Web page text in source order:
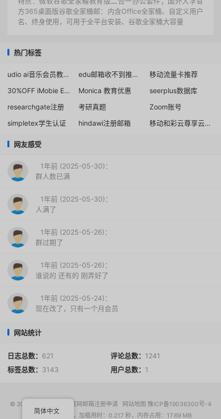
方365桌面版谷歌全家桶邮：内含Office全家桶、自定义用户
名、终身使用，可用于全平台安装、谷歌全家桶大容量
热门标签
udio ai音乐会员教育优惠 edu邮箱收不到推荐信链接
移动流量卡推荐
30%OFF iMobie Educational Discount Offer
Monica 教育优惠
seerplus数据库
researchgate注册
考研真题
Zoom账号
simpletex学生认证
hindawi注册邮箱 移动和彩云尊享云计划教师版
网友感受
1年前 (2025-05-30)：
群人数已满
1年前 (2025-05-30)：
人满了
1年前 (2025-05-26)：
群过期了
1年前 (2025-05-26)：
谁说的 还有的 刚弄好了
1年前 (2025-05-24)：
现在改了，只有一个月会员
网站统计
日志总数： 621 评论总数： 1241
标签总数： 3143 用户总数： 1
© 2017-2026 EDU教育网邮箱注册申请 网站地图 豫ICP备19036300号-4
请求次数：22 次，加载用时：0.217 秒，内存占用：17.69 MB
简体中文